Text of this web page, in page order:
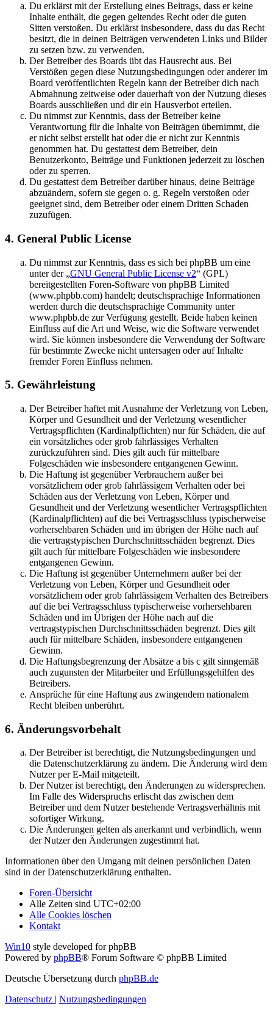
Du erklärst mit der Erstellung eines Beitrags, dass er keine
Inhalte enthält, die gegen geltendes Recht oder die guten
Sitten verstoßen. Du erklärst insbesondere, dass du das Recht
besitzt, die in deinen Beiträgen verwendeten Links und Bilder
zu setzen bzw. zu verwenden.
Der Betreiber des Boards übt das Hausrecht aus. Bei
Verstößen gegen diese Nutzungsbedingungen oder anderer im
Board veröffentlichten Regeln kann der Betreiber dich nach
Abmahnung zeitweise oder dauerhaft von der Nutzung dieses
Boards ausschließen und dir ein Hausverbot erteilen.
Du nimmst zur Kenntnis, dass der Betreiber keine
Verantwortung für die Inhalte von Beiträgen übernimmt, die
er nicht selbst erstellt hat oder die er nicht zur Kenntnis
genommen hat. Du gestattest dem Betreiber, dein
Benutzerkonto, Beiträge und Funktionen jederzeit zu löschen
oder zu sperren.
Du gestattest dem Betreiber darüber hinaus, deine Beiträge
abzuändern, sofern sie gegen o. g. Regeln verstoßen oder
geeignet sind, dem Betreiber oder einem Dritten Schaden
zuzufügen.
4. General Public License
Du nimmst zur Kenntnis, dass es sich bei phpBB um eine
unter der „GNU General Public License v2“ (GPL)
bereitgestellten Foren-Software von phpBB Limited
(www.phpbb.com) handelt; deutschsprachige Informationen
werden durch die deutschsprachige Community unter
www.phpbb.de zur Verfügung gestellt. Beide haben keinen
Einfluss auf die Art und Weise, wie die Software verwendet
wird. Sie können insbesondere die Verwendung der Software
für bestimmte Zwecke nicht untersagen oder auf Inhalte
fremder Foren Einfluss nehmen.
5. Gewährleistung
Der Betreiber haftet mit Ausnahme der Verletzung von Leben,
Körper und Gesundheit und der Verletzung wesentlicher
Vertragspflichten (Kardinalpflichten) nur für Schäden, die auf
ein vorsätzliches oder grob fahrlässiges Verhalten
zurückzuführen sind. Dies gilt auch für mittelbare
Folgeschäden wie insbesondere entgangenen Gewinn.
Die Haftung ist gegenüber Verbrauchern außer bei
vorsätzlichem oder grob fahrlässigem Verhalten oder bei
Schäden aus der Verletzung von Leben, Körper und
Gesundheit und der Verletzung wesentlicher Vertragspflichten
(Kardinalpflichten) auf die bei Vertragsschluss typischerweise
vorhersehbaren Schäden und im übrigen der Höhe nach auf
die vertragstypischen Durchschnittsschäden begrenzt. Dies
gilt auch für mittelbare Folgeschäden wie insbesondere
entgangenen Gewinn.
Die Haftung ist gegenüber Unternehmern außer bei der
Verletzung von Leben, Körper und Gesundheit oder
vorsätzlichem oder grob fahrlässigem Verhalten des Betreibers
auf die bei Vertragsschluss typischerweise vorhersehbaren
Schäden und im Übrigen der Höhe nach auf die
vertragstypischen Durchschnittsschäden begrenzt. Dies gilt
auch für mittelbare Schäden, insbesondere entgangenen
Gewinn.
Die Haftungsbegrenzung der Absätze a bis c gilt sinngemäß
auch zugunsten der Mitarbeiter und Erfüllungsgehilfen des
Betreibers.
Ansprüche für eine Haftung aus zwingendem nationalem
Recht bleiben unberührt.
6. Änderungsvorbehalt
Der Betreiber ist berechtigt, die Nutzungsbedingungen und
die Datenschutzerklärung zu ändern. Die Änderung wird dem
Nutzer per E-Mail mitgeteilt.
Der Nutzer ist berechtigt, den Änderungen zu widersprechen.
Im Falle des Widerspruchs erlischt das zwischen dem
Betreiber und dem Nutzer bestehende Vertragsverhältnis mit
sofortiger Wirkung.
Die Änderungen gelten als anerkannt und verbindlich, wenn
der Nutzer den Änderungen zugestimmt hat.
Informationen über den Umgang mit deinen persönlichen Daten
sind in der Datenschutzerklärung enthalten.
Foren-Übersicht
Alle Zeiten sind UTC+02:00
Alle Cookies löschen
Kontakt
Win10 style developed for phpBB
Powered by phpBB® Forum Software © phpBB Limited
Deutsche Übersetzung durch phpBB.de
Datenschutz
Nutzungsbedingungen